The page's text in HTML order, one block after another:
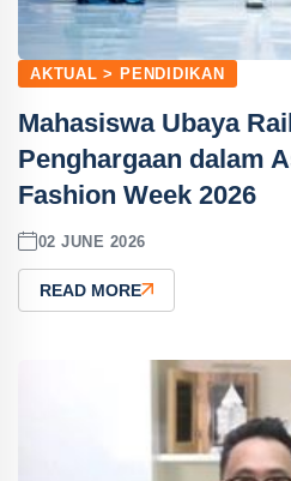
AKTUAL > PENDIDIKAN
Mahasiswa Ubaya
Penghargaan dalam
Fashion Week 2026
02 JUNE 2026
READ MORE